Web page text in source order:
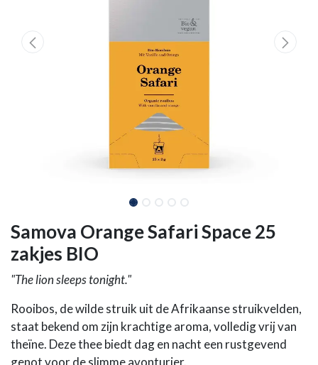
Samova Orange Safari Space 25
zakjes BIO
"The lion sleeps tonight."
Rooibos, de wilde struik uit de Afrikaanse struikvelden,
staat bekend om zijn krachtige aroma, volledig vrij van
theïne. Deze thee biedt dag en nacht een rustgevend